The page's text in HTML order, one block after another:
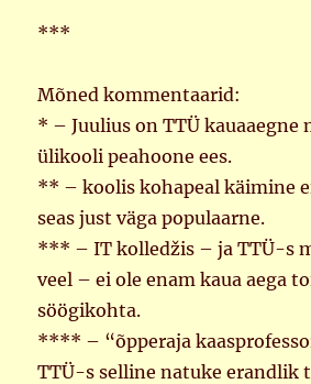
***
Mõned kommentaarid:
* – Juulius on TTÜ kauaaegne
ülikooli peahoone ees.
** – koolis kohapeal käimine
seas just väga populaarne.
*** – IT kolledžis – ja TTÜ-s
veel – ei ole enam kaua aega
söögikohta.
**** – “õpperaja
TTÜ-s selline natuke erandlik